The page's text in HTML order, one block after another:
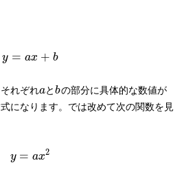
y = ax + b
れぞれaとbの部分に具体的な数値が
になります。では改めて次の関数を見
y = ax2